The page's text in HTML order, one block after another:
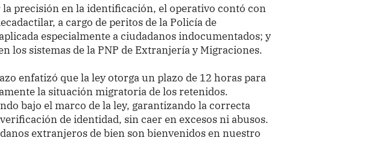
precisión en la identificación, el operativo contó con
a cargo de peritos de la Policía de
especialmente a ciudadanos indocumentados; y
los sistemas de la PNP de Extranjería y Migraciones.
enfatizó que la ley otorga un plazo de 12 horas para
la situación migratoria de los retenidos.
bajo el marco de la ley, garantizando la correcta
de identidad, sin caer en excesos ni abusos.
extranjeros de bien son bienvenidos en nuestro